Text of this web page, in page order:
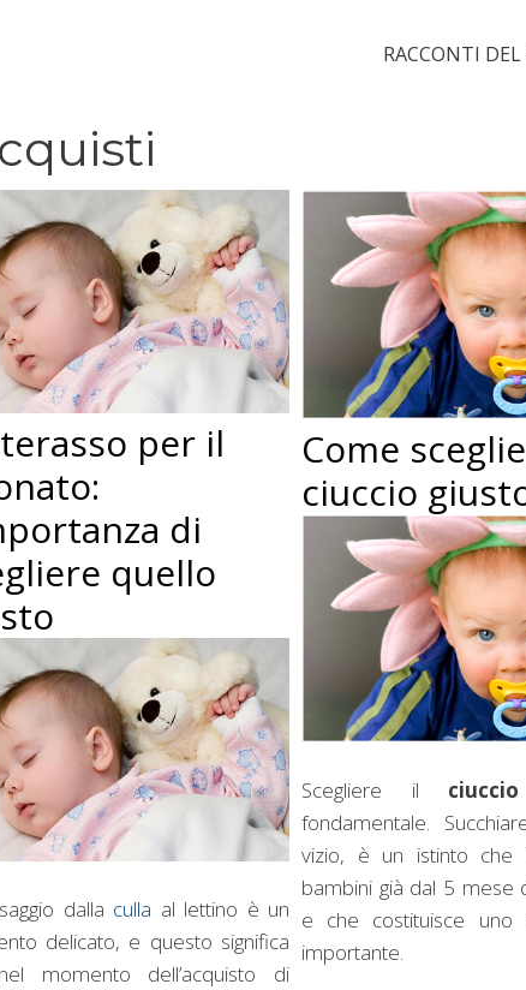
RACCONTI
per il
di
quello
dalla culla al lettino è un
delicato, e questo significa
momento dell’acquisto di
Come
ciuccio
Scegliere il ciuccio
fondamentale.
vizio, è un istinto che
bambini già dal 5 mese
e che costituisce uno
importante.